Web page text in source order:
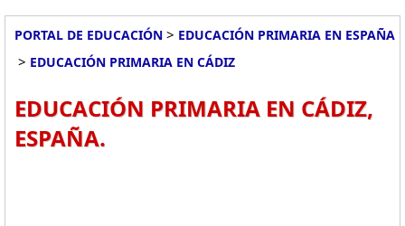
PORTAL DE EDUCACIÓN > EDUCACIÓN PRIMARIA EN ESPAÑA
> EDUCACIÓN PRIMARIA EN CÁDIZ
EDUCACIÓN PRIMARIA EN CÁDIZ,
ESPAÑA.